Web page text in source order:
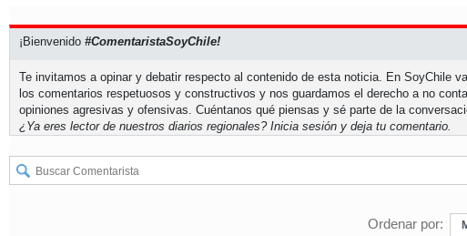
¡Bienvenido #ComentaristaSoyChile!
Te invitamos a opinar y debatir respecto al contenido de esta noticia. En SoyChile
los comentarios respetuosos y constructivos y nos guardamos el derecho a no
opiniones agresivas y ofensivas. Cuéntanos qué piensas y sé parte de la
¿Ya eres lector de nuestros diarios regionales? Inicia sesión y deja tu comentario.
Ordenar por: